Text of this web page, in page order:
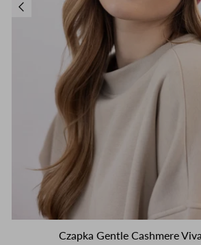
Czapka Gentle Cashmere